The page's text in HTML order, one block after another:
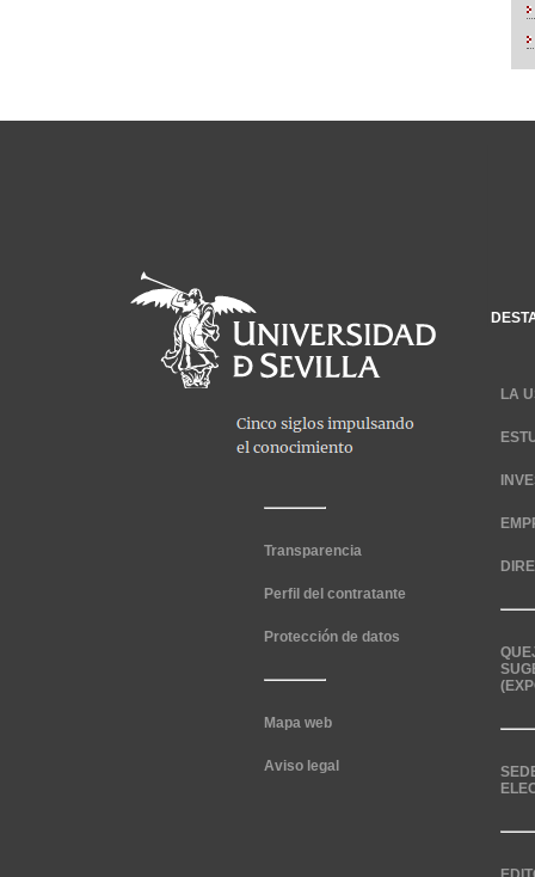
Transparencia
Perfil del contratante
Protección de datos
Mapa web
Aviso legal
LA